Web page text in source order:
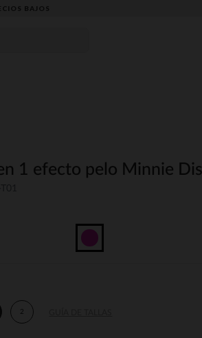
BAJOS
1 efecto pelo Minnie
2